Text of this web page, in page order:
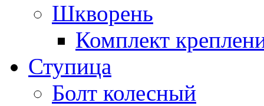
Шкворень
Комплект
Ступица
Болт колесный